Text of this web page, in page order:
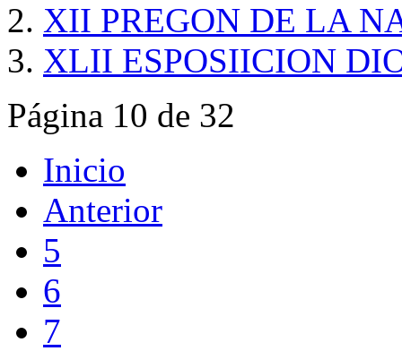
XII PREGON DE LA
XLII ESPOSIICION
Página 10 de 32
Inicio
Anterior
5
6
7